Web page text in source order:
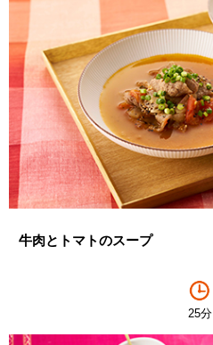
牛肉とトマトのスープ
25分